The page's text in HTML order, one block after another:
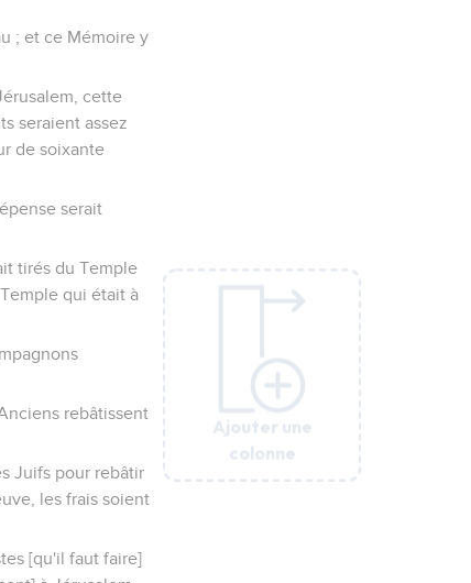
Ajouter une
colonne
Ajouter une
colonne
; et ce Mémoire y
cette
seraient assez
de soixante
serait
tirés du Temple
qui était à
rebâtissent
Juifs pour rebâtir
les frais soient
[qu'il faut faire]
Ajouter une
colonne
Ajouter une
colonne
Ajouter une
colonne